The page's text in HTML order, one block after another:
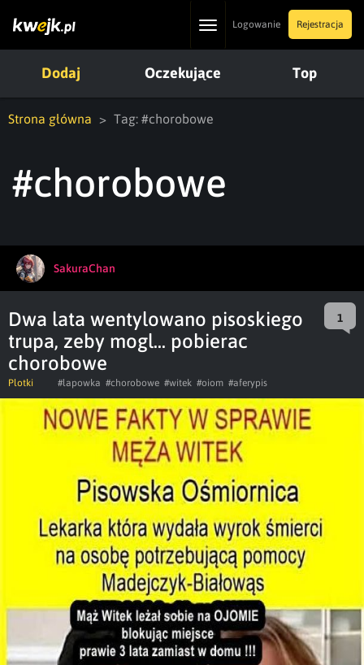
ToggleLogowanie Rejestracja
Dodaj Oczekujące Top
Strona główna Tag: #chorobowe
#chorobowe
SakuraChan
Dwa lata wentylowano pisoskiego
trupa, zeby mogl... pobierac
chorobowe
1
Plotki #lapowka #chorobowe #witek #oiom #aferypis